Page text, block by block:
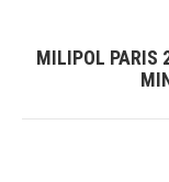
MILIPOL PARIS